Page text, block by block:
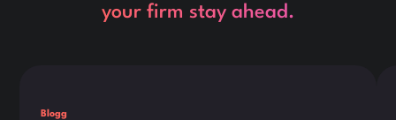
your firm stay ahead.
Blogg